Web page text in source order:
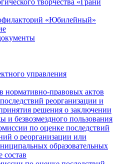
творчества «Грани
«Юбилейный»
управления
нормативно-правовых актов
реорганизации и
решения о заключении
безвозмездного пользования
по оценке последствий
о реорганизации или
образовательных
состав